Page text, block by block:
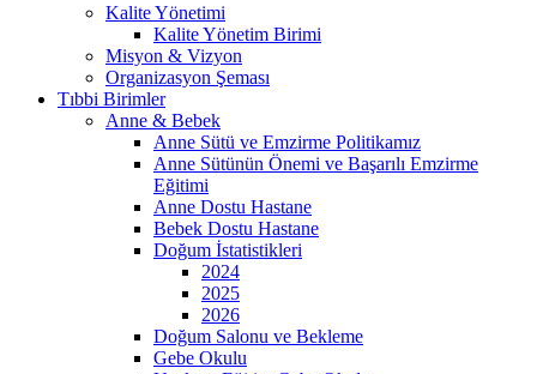
Kalite Yönetimi
Kalite Yönetim Birimi
Misyon & Vizyon
Organizasyon Şeması
Tıbbi Birimler
Anne & Bebek
Anne Sütü ve Emzirme Politikamız
Anne Sütünün Önemi ve Başarılı Emzirme
Eğitimi
Anne Dostu Hastane
Bebek Dostu Hastane
Doğum İstatistikleri
2024
2025
2026
Doğum Salonu ve Bekleme
Gebe Okulu